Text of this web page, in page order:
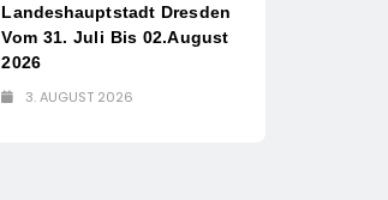
Landeshauptstadt Dresden
Vom 31. Juli Bis 02.August
2026
3. AUGUST 2026